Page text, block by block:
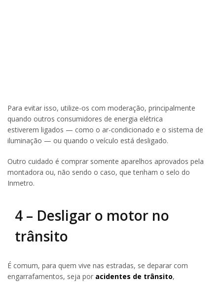
Para evitar isso, utilize-os com moderação, principalmente
quando outros consumidores de energia elétrica
estiverem ligados — como o ar-condicionado e o sistema de
iluminação — ou quando o veículo está desligado.
Outro cuidado é comprar somente aparelhos aprovados pela
montadora ou, não sendo o caso, que tenham o selo do
Inmetro.
4 – Desligar o motor no
trânsito
É comum, para quem vive nas estradas, se deparar com
engarrafamentos, seja por acidentes de trânsito,